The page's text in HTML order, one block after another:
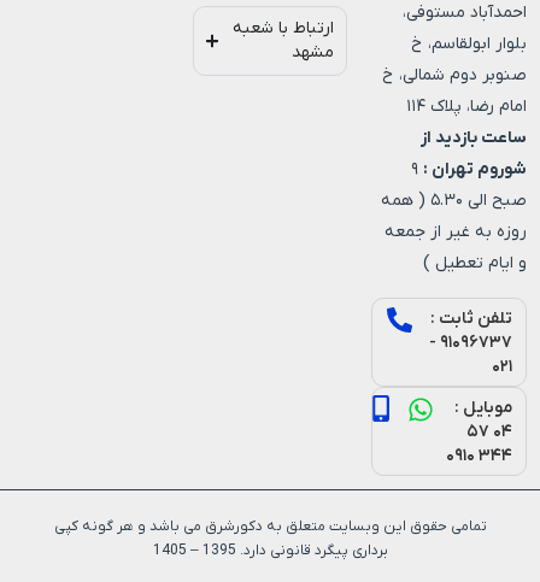
احمدآباد مستوفی،
بلوار ابولقاسم، خ
صنوبر دوم شمالی، خ
امام رضا، پلاک ۱۱۴
ساعت بازدید از
شوروم تهران : ۹
صبح الی ۵.۳۰ ( همه
روزه به غیر از جمعه
و ایام تعطیل )
تلفن ثابت :
۹۱۰۹۶۷۳۷ -
۰۲۱
موبایل :
۰۴ ۵۷
۳۴۴ ۰۹۱۰
ارتباط با شعبه
مشهد
تمامی حقوق این وبسایت متعلق به دکورشرق می باشد و هر گونه کپی
برداری پیگرد قانونی دارد. 1395 – 1405